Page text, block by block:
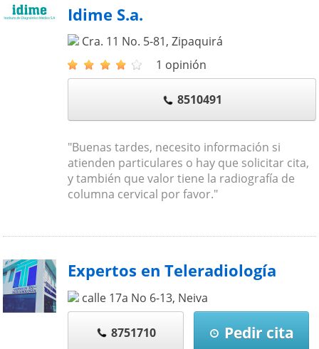
Idime S.a.
Cra. 11 No. 5-81,Zipaquirá
1 opinión
8510491
"Buenas tardes, necesito información si
atienden particulares o hay que solicitar cita,
y también que valor tiene la radiografía de
columna cervical por favor."
Expertos en Teleradiología
calle 17a No 6-13, Neiva
8751710 Pedir cita